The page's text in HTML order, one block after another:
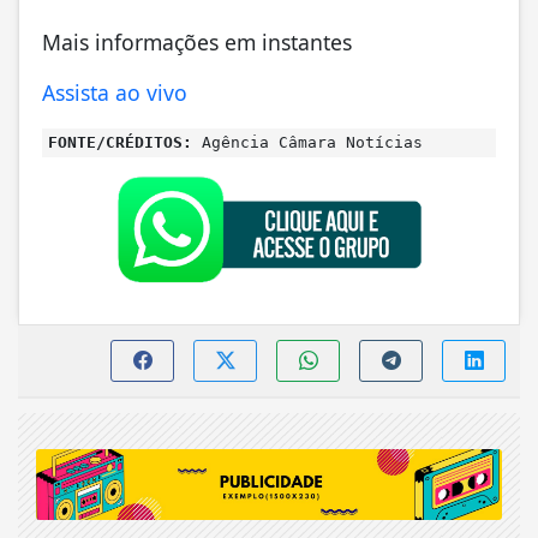
Mais informações em instantes
Assista ao vivo
FONTE/CRÉDITOS: Agência Câmara Notícias